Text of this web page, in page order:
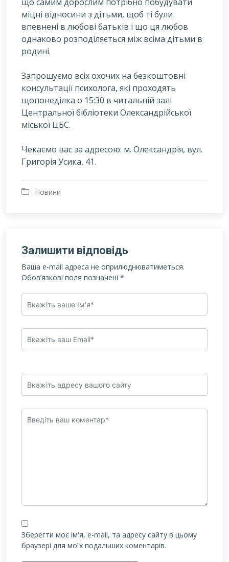
міцні відносини з дітьми, щоб ті були
впевнені в любові батьків і що ця любов
однаково розподіляється між всіма дітьми в
родині.
Запрошуємо всіх охочих на безкоштовні
консультації психолога, які проходять
щопонеділка о 15:30 в читальній залі
Центральної бібліотеки Олександрійської
міської ЦБС.
Чекаємо вас за адресою: м. Олександрія, вул.
Григорія Усика, 41.
Новини
Залишити відповідь
Ваша e-mail адреса не оприлюднюватиметься.
Обов’язкові поля позначені *
Зберегти моє ім'я, e-mail, та адресу сайту в цьому
браузері для моїх подальших коментарів.